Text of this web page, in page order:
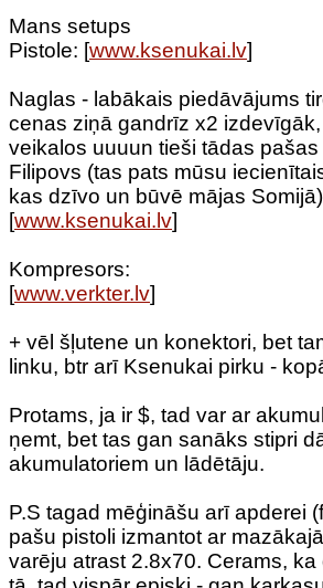
Mans setups
Pistole: [www.ksenukai.lv]
Naglas - labākais piedāvājums
cenas ziņā gandrīz x2
veikalos uuuun tieši tādas
Filipovs (tas pats mūsu
kas dzīvo un būvē mājas
[www.ksenukai.lv]
Kompresors:
[www.verkter.lv]
+ vēl šļutene un konektori, bet
linku, btr arī Ksenukai pirku -
Protams, ja ir $, tad var ar
ņemt, bet tas gan sanāks stipri
akumulatoriem un lādētāju.
P.S tagad mēģināšu arī apderei
pašu pistoli izmantot ar
varēju atrast 2.8x70. Cerams,